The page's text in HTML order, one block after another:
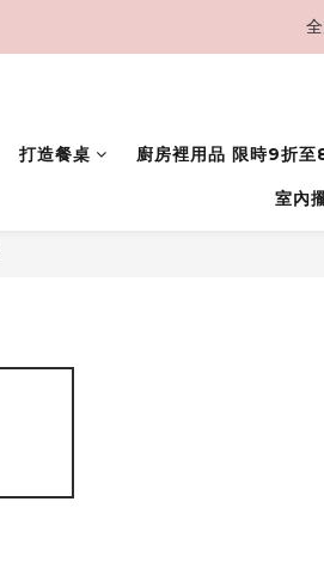
打造餐桌 廚房裡用品 限時9折
室內